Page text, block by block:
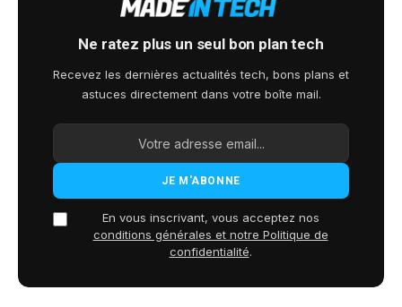
Ne ratez plus un seul bon plan tech
Recevez les dernières actualités tech, bons plans et
astuces directement dans votre boîte mail.
En vous inscrivant, vous acceptez nos
conditions générales et notre Politique de
confidentialité.